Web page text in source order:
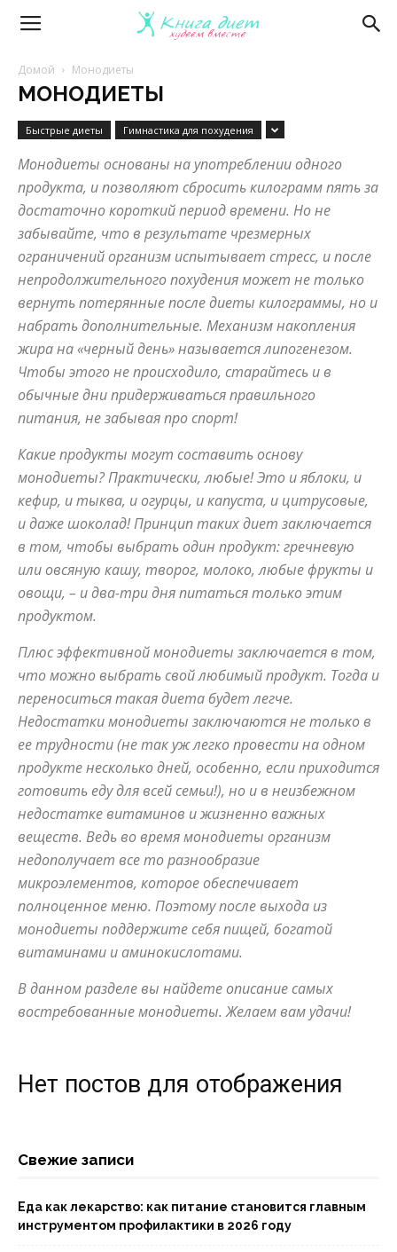
Книга
диет
диеты
советы
для
похудения
Домой Монодиеты
МОНОДИЕТЫ
Быстрые диеты Гимнастика для похудения
Монодиеты основаны на употреблении одного
продукта, и позволяют сбросить килограмм пять за
достаточно короткий период времени. Но не
забывайте, что в результате чрезмерных
ограничений организм испытывает стресс, и после
непродолжительного похудения может не только
вернуть потерянные после диеты килограммы, но и
набрать дополнительные. Механизм накопления
жира на «черный день» называется липогенезом.
Чтобы этого не происходило, старайтесь и в
обычные дни придерживаться правильного
питания, не забывая про спорт!
Какие продукты могут составить основу
монодиеты? Практически, любые! Это и яблоки, и
кефир, и тыква, и огурцы, и капуста, и цитрусовые,
и даже шоколад! Принцип таких диет заключается
в том, чтобы выбрать один продукт: гречневую
или овсяную кашу, творог, молоко, любые фрукты и
овощи, – и два-три дня питаться только этим
продуктом.
Плюс эффективной монодиеты заключается в том,
что можно выбрать свой любимый продукт. Тогда и
переноситься такая диета будет легче.
Недостатки монодиеты заключаются не только в
ее трудности (не так уж легко провести на одном
продукте несколько дней, особенно, если приходится
готовить еду для всей семьи!), но и в неизбежном
недостатке витаминов и жизненно важных
веществ. Ведь во время монодиеты организм
недополучает все то разнообразие
микроэлементов, которое обеспечивает
полноценное меню. Поэтому после выхода из
монодиеты поддержите себя пищей, богатой
витаминами и аминокислотами.
В данном разделе вы найдете описание самых
востребованные монодиеты. Желаем вам удачи!
Нет постов для отображения
Свежие записи
Еда как лекарство: как питание становится главным
инструментом профилактики в 2026 году